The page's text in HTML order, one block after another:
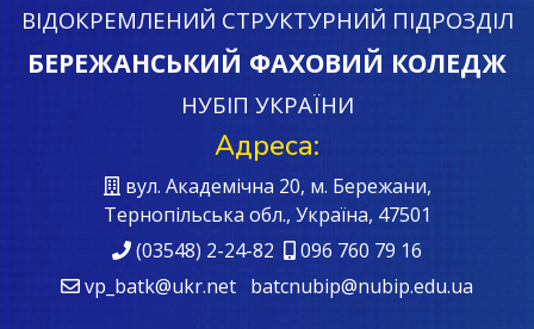
ВІДОКРЕМЛЕНИЙ СТРУКТУРНИЙ ПІДРОЗДІЛ
БЕРЕЖАНСЬКИЙ ФАХОВИЙ КОЛЕДЖ
НУБІП УКРАЇНИ
Адреса:
вул. Академічна 20, м. Бережани,
Тернопільська обл., Україна, 47501
(03548) 2-24-82
096 760 79 16
vp_batk@ukr.net batcnubip@nubip.edu.ua